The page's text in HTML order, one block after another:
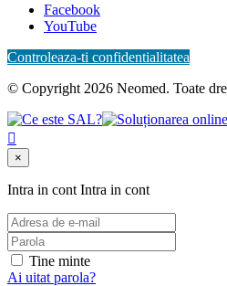
Facebook
YouTube
Controleaza-ti confidentialitatea
© Copyright 2026 Neomed. Toate

×
Intra in cont Intra in cont
Tine minte
Ai uitat parola?